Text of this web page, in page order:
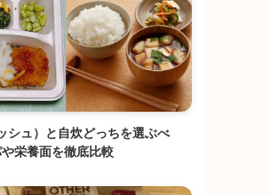
シュ）と自炊どっちを選ぶべ
栄養面を徹底比較